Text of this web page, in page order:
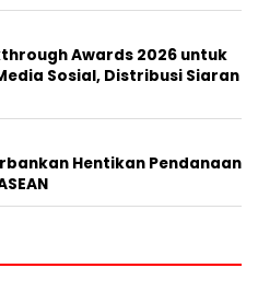
Awards 2026 untuk
Sosial, Distribusi Siaran
Hentikan Pendanaan